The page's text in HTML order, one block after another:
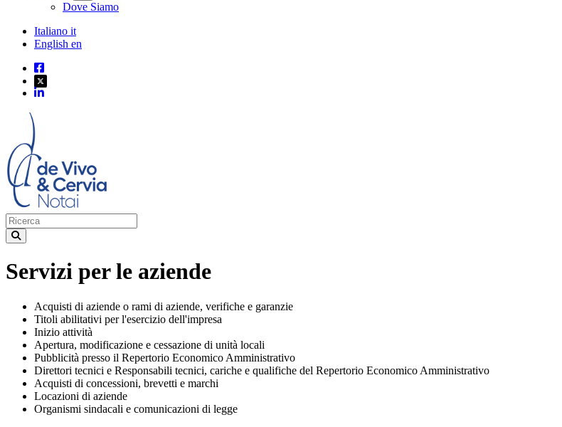
Dove Siamo
Italiano it
English en
Servizi per le aziende
Acquisti di aziende o rami di aziende, verifiche e garanzie
Titoli abilitativi per l'esercizio dell'impresa
Inizio attività
Apertura, modificazione e cessazione di unità locali
Pubblicità presso il Repertorio Economico Amministrativo
Direttori tecnici e Responsabili tecnici, cariche e qualifiche del Repertorio Economico Amministrativo
Acquisti di concessioni, brevetti e marchi
Locazioni di aziende
Organismi sindacali e comunicazioni di legge